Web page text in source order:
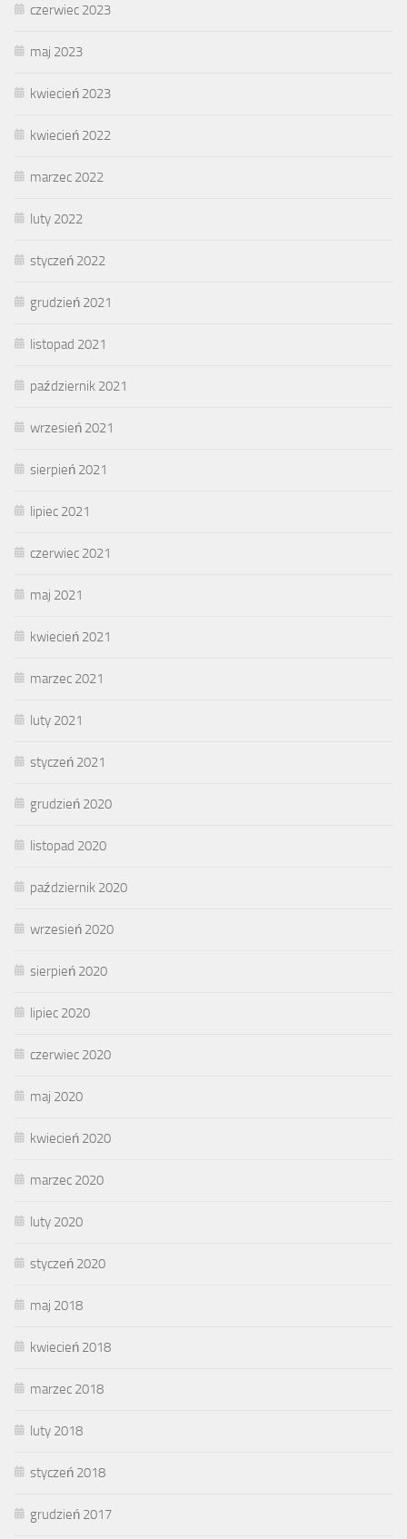
czerwiec 2023
maj 2023
kwiecień 2023
kwiecień 2022
marzec 2022
luty 2022
styczeń 2022
grudzień 2021
listopad 2021
październik 2021
wrzesień 2021
sierpień 2021
lipiec 2021
czerwiec 2021
maj 2021
kwiecień 2021
marzec 2021
luty 2021
styczeń 2021
grudzień 2020
listopad 2020
październik 2020
wrzesień 2020
sierpień 2020
lipiec 2020
czerwiec 2020
maj 2020
kwiecień 2020
marzec 2020
luty 2020
styczeń 2020
maj 2018
kwiecień 2018
marzec 2018
luty 2018
styczeń 2018
grudzień 2017